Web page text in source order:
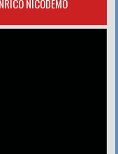
NICODEMO